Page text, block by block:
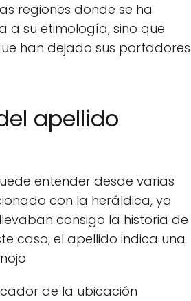
regiones donde se ha
a su etimología, sino que
han dejado sus portadores
apellido
entender desde varias
con la heráldica, ya
consigo la historia de
caso, el apellido indica una
de la ubicación